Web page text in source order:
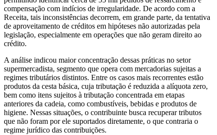
compensação com indícios de irregularidade. De acordo com a
Receita, tais inconsistências decorrem, em grande parte, da tentativa
de aproveitamento de créditos em hipóteses não autorizadas pela
legislação, especialmente em operações que não geram direito ao
crédito.
A análise indicou maior concentração dessas práticas no setor
supermercadista, segmento que opera com mercadorias sujeitas a
regimes tributários distintos. Entre os casos mais recorrentes estão
produtos da cesta básica, cuja tributação é reduzida a alíquota zero,
bem como itens sujeitos à tributação concentrada em etapas
anteriores da cadeia, como combustíveis, bebidas e produtos de
higiene. Nessas situações, o contribuinte busca recuperar tributos
que não foram por ele suportados diretamente, o que contraria o
regime jurídico das contribuições.